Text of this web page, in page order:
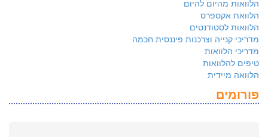
הלוואות מהיום להיום
הלוואת אקספרס
הלוואות לסטודנטים
מדריכי קנייה וצרכנות פיננסית חכמה
מדריכי הלוואות
טיפים להלוואות
הלוואה מיידית
פורומים